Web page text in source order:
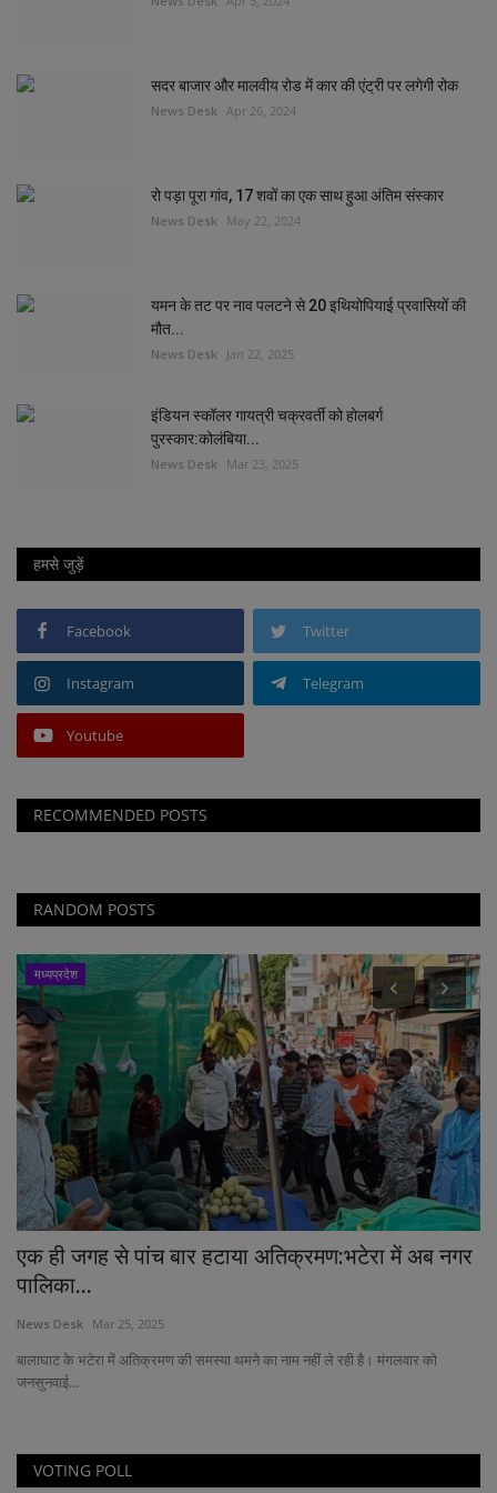
सदर बाजार और मालवीय रोड में कार की एंट्री पर लगेगी रोक
News Desk Apr 26, 2024
रो पड़ा पूरा गांव, 17 शवों का एक साथ हुआ अंतिम संस्कार
News Desk May 22, 2024
यमन के तट पर नाव पलटने से 20 इथियोपियाई प्रवासियों की
मौत...
News Desk Jan 22, 2025
इंडियन स्कॉलर गायत्री चक्रवर्ती को होलबर्ग
पुरस्कार:कोलंबिया...
News Desk Mar 23, 2025
हमसे जुड़ें
Facebook Twitter
Instagram Telegram
Youtube
RECOMMENDED POSTS
RANDOM POSTS
मध्यप्रदेश
एक ही जगह से पांच बार हटाया अतिक्रमण:भटेरा में अब नगर
पालिका...
News Desk Mar 25, 2025
बालाघाट के भटेरा में अतिक्रमण की समस्या थमने का नाम नहीं ले रही है। मंगलवार को
जनसुनवाई...
VOTING POLL